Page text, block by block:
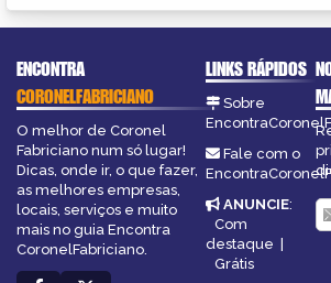
ENCONTRA
CORONELFABRICIANO
O melhor de Coronel
Fabriciano num só lugar!
Dicas, onde ir, o que fazer,
as melhores empresas,
locais, serviços e muito
mais no guia Encontra
CoronelFabriciano.
LINKS RÁPIDOS
Sobre
Fale com o
ANUNCIE:
Com
destaque |
Grátis